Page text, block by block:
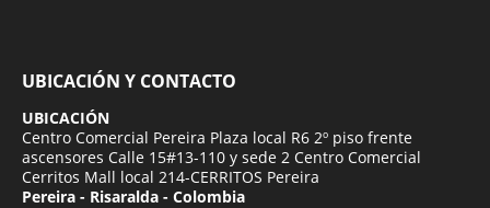
UBICACIÓN Y CONTACTO
UBICACIÓN
Centro Comercial Pereira Plaza local R6 2º piso frente
ascensores Calle 15#13-110 y sede 2 Centro Comercial
Cerritos Mall local 214-CERRITOS Pereira
Pereira - Risaralda - Colombia